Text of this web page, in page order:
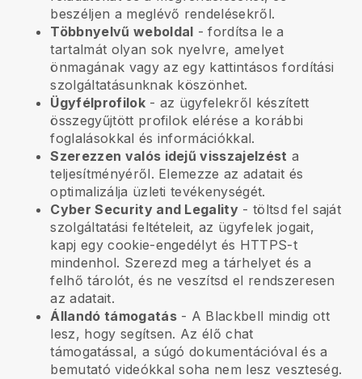
beszéljen a meglévő rendelésekről.
Többnyelvű weboldal - fordítsa le a
tartalmát olyan sok nyelvre, amelyet
önmagának vagy az egy kattintásos fordítási
szolgáltatásunknak köszönhet.
Ügyfélprofilok- az ügyfelekről készített
összegyűjtött profilok elérése a korábbi
foglalásokkal és információkkal.
Szerezzen valós idejű visszajelzést a
teljesítményéről. Elemezze az adatait és
optimalizálja üzleti tevékenységét.
Cyber Security and Legality - töltsd fel saját
szolgáltatási feltételeit, az ügyfelek jogait,
kapj egy cookie-engedélyt és HTTPS-t
mindenhol. Szerezd meg a tárhelyet és a
felhő tárolót, és ne veszítsd el rendszeresen
az adatait.
Állandó támogatás- A Blackbell mindig ott
lesz, hogy segítsen. Az élő chat
támogatással, a súgó dokumentációval és a
bemutató videókkal soha nem lesz veszteség.